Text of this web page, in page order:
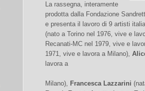
La rassegna, interamente
prodotta dalla Fondazione
e presenta il lavoro di 9 artisti
(nato a Torino nel 1976, vive e
Recanati-MC nel 1979, vive e
1971, vive e lavora a Milano),
lavora a
Milano), Francesca Lazzarini